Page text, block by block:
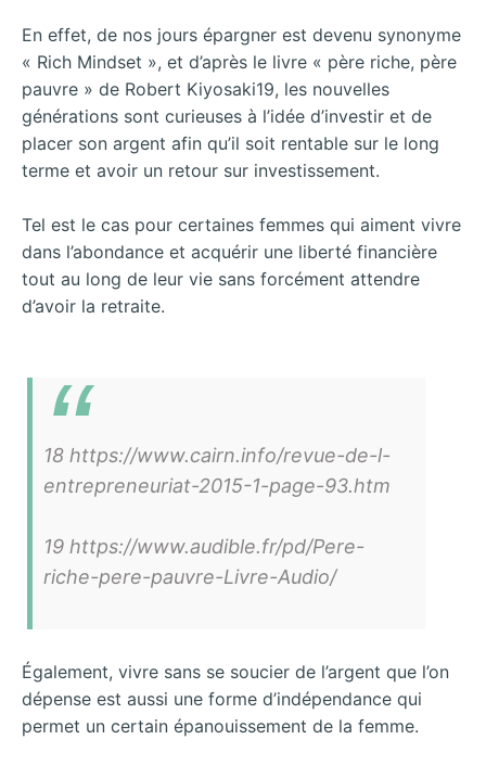
En effet, de nos jours épargner est devenu synonyme
« Rich Mindset », et d’après le livre « père riche, père
pauvre » de Robert Kiyosaki19, les nouvelles
générations sont curieuses à l’idée d’investir et de
placer son argent afin qu’il soit rentable sur le long
terme et avoir un retour sur investissement.
Tel est le cas pour certaines femmes qui aiment vivre
dans l’abondance et acquérir une liberté financière
tout au long de leur vie sans forcément attendre
d’avoir la retraite.
18 https://www.cairn.info/revue-de-l-
entrepreneuriat-2015-1-page-93.htm
19 https://www.audible.fr/pd/Pere-
riche-pere-pauvre-Livre-Audio/
Également, vivre sans se soucier de l’argent que l’on
dépense est aussi une forme d’indépendance qui
permet un certain épanouissement de la femme.